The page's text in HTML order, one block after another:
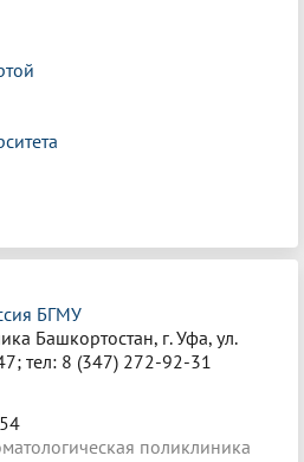
БГМУ
Башкортостан, г. Уфа, ул.
тел: 8 (347) 272-92-31
поликлиника